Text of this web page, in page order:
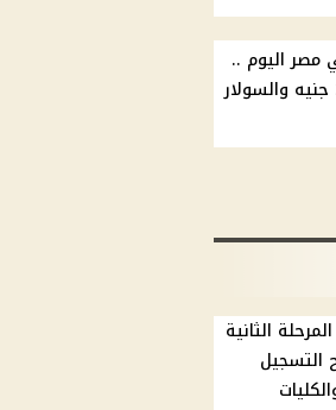
مصر اليوم ..
بنزين 80 بـ20.75 جنيه والسولار
الثانية
التسجيل